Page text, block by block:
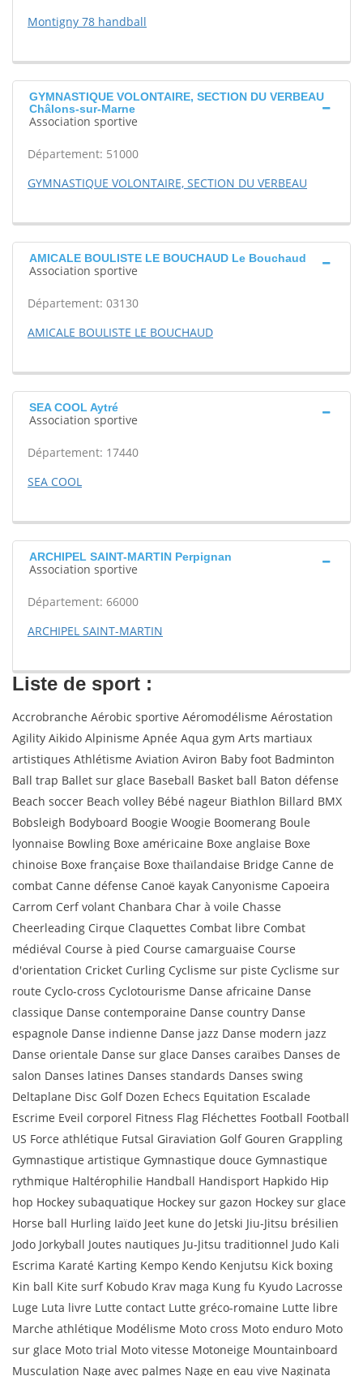
Montigny 78 handball
GYMNASTIQUE VOLONTAIRE, SECTION DU VERBEAU
Châlons-sur-Marne
Association sportive
Département: 51000
GYMNASTIQUE VOLONTAIRE, SECTION DU VERBEAU
AMICALE BOULISTE LE BOUCHAUD Le Bouchaud
Association sportive
Département: 03130
AMICALE BOULISTE LE BOUCHAUD
SEA COOL Aytré
Association sportive
Département: 17440
SEA COOL
ARCHIPEL SAINT-MARTIN Perpignan
Association sportive
Département: 66000
ARCHIPEL SAINT-MARTIN
Liste de sport :
Accrobranche Aérobic sportive Aéromodélisme Aérostation
Agility Aikido Alpinisme Apnée Aqua gym Arts martiaux
artistiques Athlétisme Aviation Aviron Baby foot Badminton
Ball trap Ballet sur glace Baseball Basket ball Baton défense
Beach soccer Beach volley Bébé nageur Biathlon Billard BMX
Bobsleigh Bodyboard Boogie Woogie Boomerang Boule
lyonnaise Bowling Boxe américaine Boxe anglaise Boxe
chinoise Boxe française Boxe thaïlandaise Bridge Canne de
combat Canne défense Canoë kayak Canyonisme Capoeira
Carrom Cerf volant Chanbara Char à voile Chasse
Cheerleading Cirque Claquettes Combat libre Combat
médiéval Course à pied Course camarguaise Course
d'orientation Cricket Curling Cyclisme sur piste Cyclisme sur
route Cyclo-cross Cyclotourisme Danse africaine Danse
classique Danse contemporaine Danse country Danse
espagnole Danse indienne Danse jazz Danse modern jazz
Danse orientale Danse sur glace Danses caraïbes Danses de
salon Danses latines Danses standards Danses swing
Deltaplane Disc Golf Dozen Echecs Equitation Escalade
Escrime Eveil corporel Fitness Flag Fléchettes Football Football
US Force athlétique Futsal Giraviation Golf Gouren Grappling
Gymnastique artistique Gymnastique douce Gymnastique
rythmique Haltérophilie Handball Handisport Hapkido Hip
hop Hockey subaquatique Hockey sur gazon Hockey sur glace
Horse ball Hurling Iaïdo Jeet kune do Jetski Jiu-Jitsu brésilien
Jodo Jorkyball Joutes nautiques Ju-Jitsu traditionnel Judo Kali
Escrima Karaté Karting Kempo Kendo Kenjutsu Kick boxing
Kin ball Kite surf Kobudo Krav maga Kung fu Kyudo Lacrosse
Luge Luta livre Lutte contact Lutte gréco-romaine Lutte libre
Marche athlétique Modélisme Moto cross Moto enduro Moto
sur glace Moto trial Moto vitesse Motoneige Mountainboard
Musculation Nage avec palmes Nage en eau vive Naginata